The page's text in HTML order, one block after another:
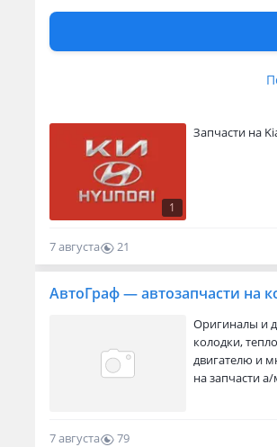
1
7 августа
0
1
Запчасти на
7 августа
21
0
АвтоГраф — автозапчасти на
Оригиналы и
колодки,
двигателю и
на запчасти
7 августа
79